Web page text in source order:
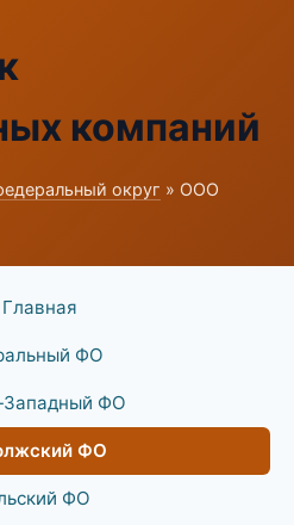
компаний
округ » ООО
Главная
ФО
Западный ФО
ФО
ФО